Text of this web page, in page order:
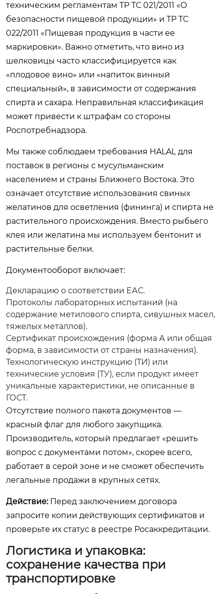
техническим регламентам ТР ТС 021/2011 «О
безопасности пищевой продукции» и ТР ТС
022/2011 «Пищевая продукция в части ее
маркировки». Важно отметить, что вино из
шелковицы часто классифицируется как
«плодовое вино» или «напиток винный
специальный», в зависимости от содержания
спирта и сахара. Неправильная классификация
может привести к штрафам со стороны
Роспотребнадзора.
Мы также соблюдаем требования HALAL для
поставок в регионы с мусульманским
населением и страны Ближнего Востока. Это
означает отсутствие использования свиных
желатинов для осветления (фининга) и спирта не
растительного происхождения. Вместо рыбьего
клея или желатина мы используем бентонит и
растительные белки.
Документооборот включает:
Декларацию о соответствии ЕАС.
Протоколы лабораторных испытаний (на
содержание метилового спирта, сивушных масел,
тяжелых металлов).
Сертификат происхождения (форма А или общая
форма, в зависимости от страны назначения).
Технологическую инструкцию (ТИ) или
технические условия (ТУ), если продукт имеет
уникальные характеристики, не описанные в
ГОСТ.
Отсутствие полного пакета документов —
красный флаг для любого закупщика.
Производитель, который предлагает «решить
вопрос с документами потом», скорее всего,
работает в серой зоне и не сможет обеспечить
легальные продажи в крупных сетях.
Действие:Перед заключением договора
запросите копии действующих сертификатов и
проверьте их статус в реестре Росаккредитации.
Логистика и упаковка:
сохранение качества при
транспортировке